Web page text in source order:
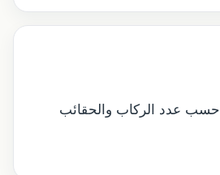
حسب عدد الركاب والحقائب